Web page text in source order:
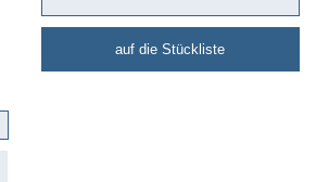
auf die Stückliste